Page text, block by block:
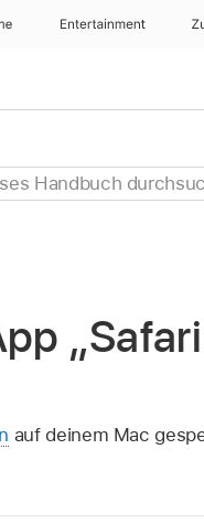
Entertainment
auf deinem Mac